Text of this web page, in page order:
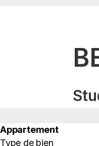
Appartement
Type de bien